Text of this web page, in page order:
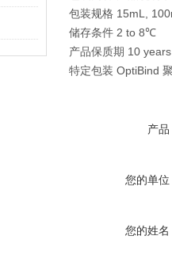
包装规格 15mL,
储存条件 2 to 8℃
产品保质期 10 years
特定包装 OptiBind
产品
您的单位
您的姓名